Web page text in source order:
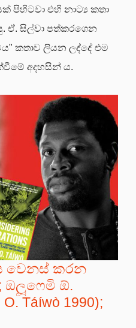
පිහිටවා එහි නාට්‍ය කතා
ඒ. සිල්වා පත්කරගෙන
කතාව ලියන ලද්දේ එම
අදහසින් ය.
වෙනස් කරන
ඕ.
Táíwò 1990);